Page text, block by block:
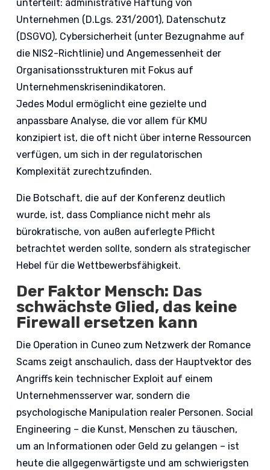
unterteilt: administrative Haftung von
Unternehmen (D.Lgs. 231/2001), Datenschutz
(DSGVO), Cybersicherheit (unter Bezugnahme auf
die NIS2-Richtlinie) und Angemessenheit der
Organisationsstrukturen mit Fokus auf
Unternehmenskrisenindikatoren.
Jedes Modul ermöglicht eine gezielte und
anpassbare Analyse, die vor allem für KMU
konzipiert ist, die oft nicht über interne Ressourcen
verfügen, um sich in der regulatorischen
Komplexität zurechtzufinden.
Die Botschaft, die auf der Konferenz deutlich
wurde, ist, dass Compliance nicht mehr als
bürokratische, von außen auferlegte Pflicht
betrachtet werden sollte, sondern als strategischer
Hebel für die Wettbewerbsfähigkeit.
Der Faktor Mensch: Das
schwächste Glied, das keine
Firewall ersetzen kann
Die Operation in Cuneo zum Netzwerk der Romance
Scams zeigt anschaulich, dass der Hauptvektor des
Angriffs kein technischer Exploit auf einem
Unternehmensserver war, sondern die
psychologische Manipulation realer Personen. Social
Engineering – die Kunst, Menschen zu täuschen,
um an Informationen oder Geld zu gelangen – ist
heute die allgegenwärtigste und am schwierigsten